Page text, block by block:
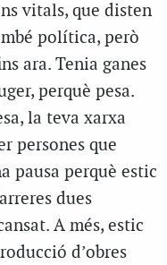
vitals, que disten
política, però
ara. Tenia ganes
perquè pesa.
la teva xarxa
persones que
pausa perquè estic
dues
A més, estic
d’obres